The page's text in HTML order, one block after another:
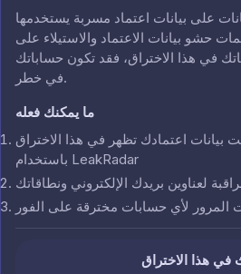
على بيانات اعتماد مسربة يستخدمها
حشو بيانات الاعتماد والاستيلاء على
في هذا الاختراق، فقد تكون حساباتك
في خطر.
ما يمكنك فعله
بيانات اعتمادك تظهر في هذا الاختراق
باستخدام LeakRadar
لعناوين بريدك الإلكتروني ونطاقاتك
المرور لأي حسابات مخترقة على الفور
في هذا الاختراق